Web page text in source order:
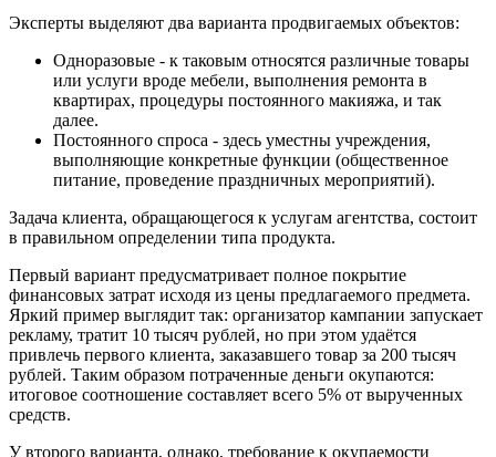
Эксперты выделяют два варианта продвигаемых объектов:
Одноразовые - к таковым относятся различные товары
или услуги вроде мебели, выполнения ремонта в
квартирах, процедуры постоянного макияжа, и так
далее.
Постоянного спроса - здесь уместны учреждения,
выполняющие конкретные функции (общественное
питание, проведение праздничных мероприятий).
Задача клиента, обращающегося к услугам агентства, состоит
в правильном определении типа продукта.
Первый вариант предусматривает полное покрытие
финансовых затрат исходя из цены предлагаемого предмета.
Яркий пример выглядит так: организатор кампании запускает
рекламу, тратит 10 тысяч рублей, но при этом удаётся
привлечь первого клиента, заказавшего товар за 200 тысяч
рублей. Таким образом потраченные деньги окупаются:
итоговое соотношение составляет всего 5% от вырученных
средств.
У второго варианта, однако, требование к окупаемости